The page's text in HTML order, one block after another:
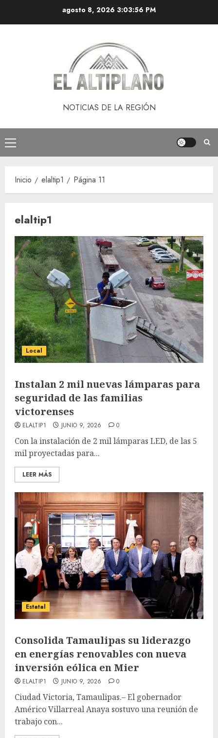
agosto 8, 2026 3:03:57 PM
NOTICIAS DE LA REGIÓN
Menú
principal
Inicio elaltip1 Página 11
elaltip1
Local
Instalan 2 mil nuevas lámparas para
seguridad de las familias
victorenses
ELALTIP1 JUNIO 9, 2026 0
Con la instalación de 2 mil lámparas LED, de las 5
mil proyectadas para...
LEER MÁS
Estatal
Consolida Tamaulipas su liderazgo
en energías renovables con nueva
inversión eólica en Mier
ELALTIP1 JUNIO 9, 2026 0
Ciudad Victoria, Tamaulipas.– El gobernador
Américo Villarreal Anaya sostuvo una reunión de
trabajo con...